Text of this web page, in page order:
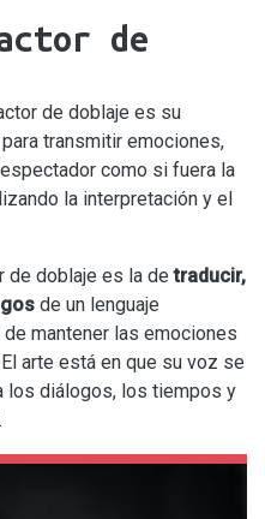
de
de doblaje es su
para transmitir emociones,
como si fuera la
la interpretación y el
de doblaje es la de traducir,
de un lenguaje
mantener las emociones
arte está en que su voz se
los diálogos, los tiempos y